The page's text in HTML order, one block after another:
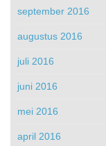
september 2016
augustus 2016
juli 2016
juni 2016
mei 2016
april 2016